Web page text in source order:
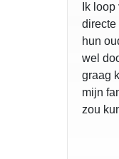
Ik
directe
hun
wel
graag
mijn
zou